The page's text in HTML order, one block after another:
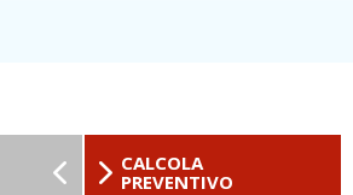
CALCOLA
PREVENTIVO